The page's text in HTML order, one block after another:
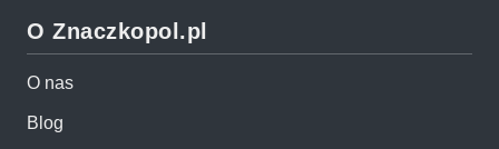
O Znaczkopol.pl
O nas
Blog